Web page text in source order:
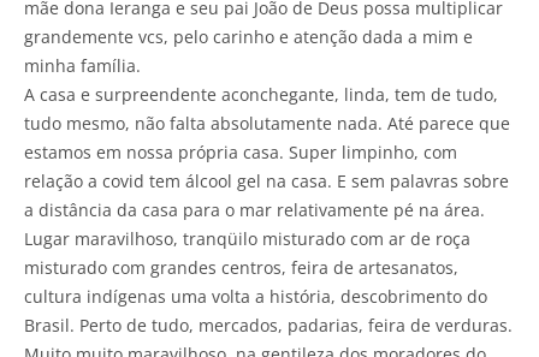
mãe dona Ieranga e seu pai João de Deus possa multiplicar
grandemente vcs, pelo carinho e atenção dada a mim e
minha família.
A casa e surpreendente aconchegante, linda, tem de tudo,
tudo mesmo, não falta absolutamente nada. Até parece que
estamos em nossa própria casa. Super limpinho, com
relação a covid tem álcool gel na casa. E sem palavras sobre
a distância da casa para o mar relativamente pé na área.
Lugar maravilhoso, tranqüilo misturado com ar de roça
misturado com grandes centros, feira de artesanatos,
cultura indígenas uma volta a história, descobrimento do
Brasil. Perto de tudo, mercados, padarias, feira de verduras.